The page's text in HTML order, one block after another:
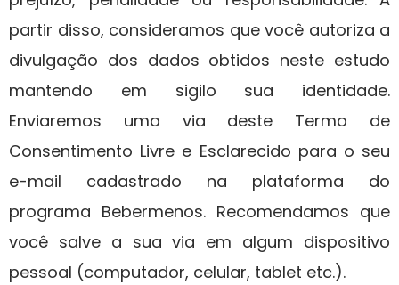
partir disso, consideramos que você autoriza a
divulgação dos dados obtidos neste estudo
mantendo em sigilo sua identidade.
Enviaremos uma via deste Termo de
Consentimento Livre e Esclarecido para o seu
e-mail cadastrado na plataforma do
programa Bebermenos. Recomendamos que
você salve a sua via em algum dispositivo
pessoal (computador, celular, tablet etc.).